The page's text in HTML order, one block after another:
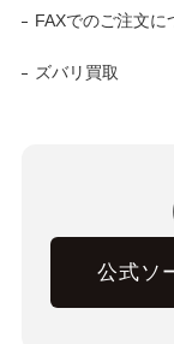
FAXでのご注文に
ズバリ買取
公式ソ